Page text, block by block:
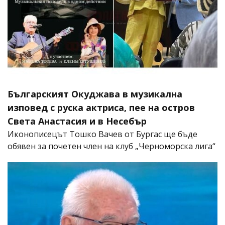
Българският Окуджава в музикална
изповед с руска актриса, пее на остров
Света Анастасия и в Несебър
Иконописецът Тошко Вачев от Бургас ще бъде
обявен за почетен член на клуб „Черноморска лига“